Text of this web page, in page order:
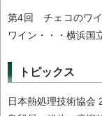
第4回 チェコのワイ
ワイン・・・横浜
トピックス
日本熱処理技術協会